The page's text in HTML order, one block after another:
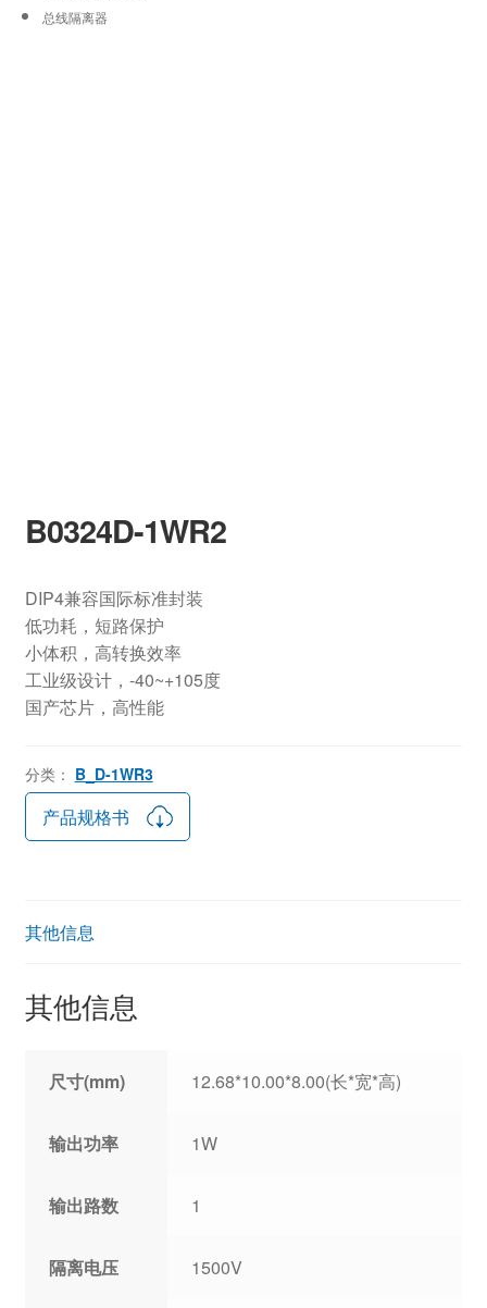
B0324D-1WR2
DIP4兼容国际标准封装
低功耗，短路保护
小体积，高转换效率
工业级设计，-40~+105度
国产芯片，高性能
分类： B_D-1WR3
产品规格书
其他信息
其他信息
尺寸(mm) 12.68*10.00*8.00(长*宽*高)
输出功率 1W
输出路数 1
隔离电压 1500V
总线隔离器